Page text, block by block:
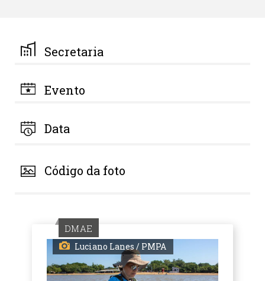
palavra-
chave
Secretaria
Evento
Data
Código da foto
DMAE
Luciano Lanes / PMPA